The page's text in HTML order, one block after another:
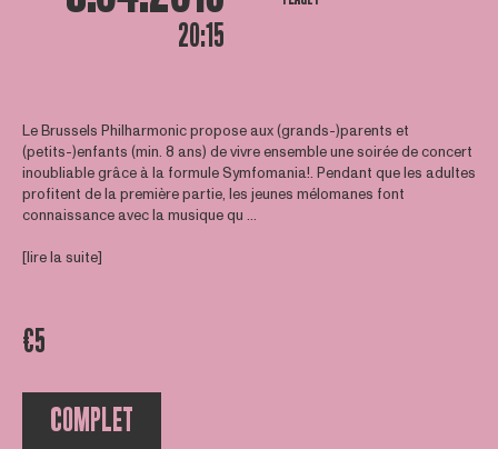
20:15
Le Brussels Philharmonic propose aux (grands-)parents et
(petits-)enfants (min. 8 ans) de vivre ensemble une soirée de concert
inoubliable grâce à la formule Symfomania!. Pendant que les adultes
profitent de la première partie, les jeunes mélomanes font
connaissance avec la musique qu ...
[lire la suite]
€5
COMPLET